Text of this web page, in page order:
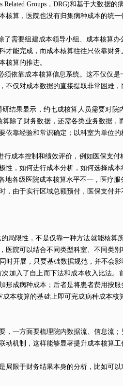
Groups，DRG)和基于大数据的
核算，医院也没有归集病种成本的统
需要组建成本领导小组、成本核算
能完成，而成本核算往往只依靠财
核算的推进。
依靠成本核算信息系统。这不仅仅
仅对成本数据的直接提取非常困难
结果显示，约七成核算人员需要对
除了财务数据，还需各类业务数据
靠经验和常识确定；以科室为单位
成本控制和绩效评价，例如医保支
，如何进行成本分析，如何选择成
各级医院成本核算水平不一，医疗
由于实行区域总额预付，医保支付
局限性，不是仅靠一种方法就能核
院可以结合不同类型科室、不同类
时开展，只要基础数据规范，并不会
加入了自上而下法和成本收入比法。
成病种成本；后者是将患者费用按
本核算的基础上即可完成病种成本核
一方面要梳理院内数据流、信息流
动机制，这样能够显著提升成本核算
限于财务结果本身的分析，比如可